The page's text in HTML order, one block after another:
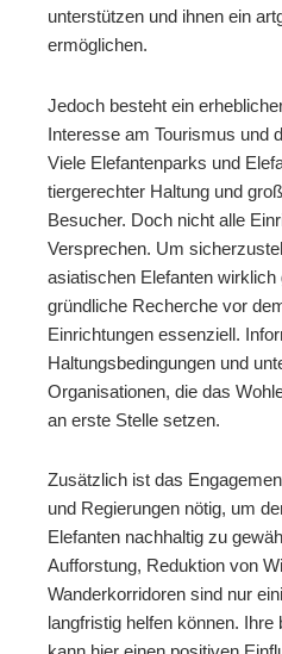
unterstützen und ihnen ein
ermöglichen.
Jedoch besteht ein
Interesse am Tourismus und
Viele Elefantenparks und
tiergerechter Haltung und
Besucher. Doch nicht alle
Versprechen. Um
asiatischen Elefanten
gründliche Recherche vor
Einrichtungen essenziell.
Haltungsbedingungen und
Organisationen, die das
an erste Stelle setzen.
Zusätzlich ist das
und Regierungen nötig, um
Elefanten nachhaltig zu
Aufforstung, Reduktion von
Wanderkorridoren sind nur
langfristig helfen können.